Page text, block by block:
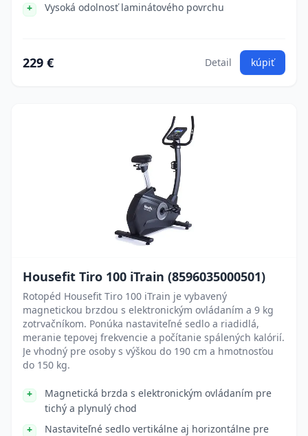
Vysoká odolnosť laminátového povrchu
229 € Detail kúpiť
Housefit Tiro 100 iTrain (8596035000501)
Rotopéd Housefit Tiro 100 iTrain je vybavený
magnetickou brzdou s elektronickým ovládaním a 9 kg
zotrvačníkom. Ponúka nastaviteľné sedlo a riadidlá,
meranie tepovej frekvencie a počítanie spálených kalórií.
Je vhodný pre osoby s výškou do 190 cm a hmotnosťou
do 150 kg.
Magnetická brzda s elektronickým ovládaním pre
tichý a plynulý chod
Nastaviteľné sedlo vertikálne aj horizontálne pre